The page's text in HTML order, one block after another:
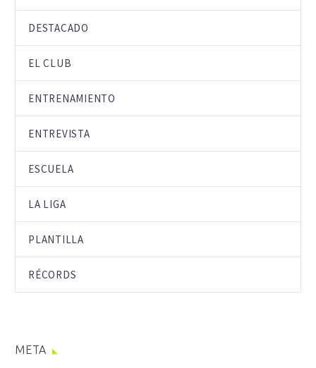
DESTACADO
EL CLUB
ENTRENAMIENTO
ENTREVISTA
ESCUELA
LA LIGA
PLANTILLA
RÉCORDS
META